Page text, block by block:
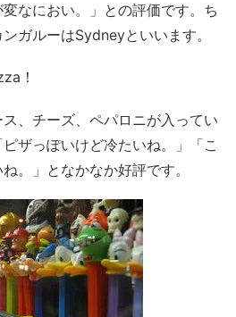
なにおい。」との評価です。ち
ガルーはSydneyといいます。
！
、チーズ、ペパロニが入ってい
ザっぽいけど冷たいね。」「こ
。」となかなか好評です。